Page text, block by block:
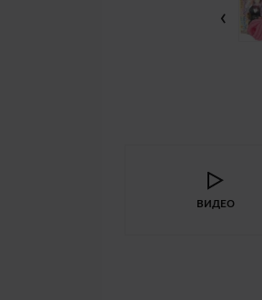
‹
ВИДЕО